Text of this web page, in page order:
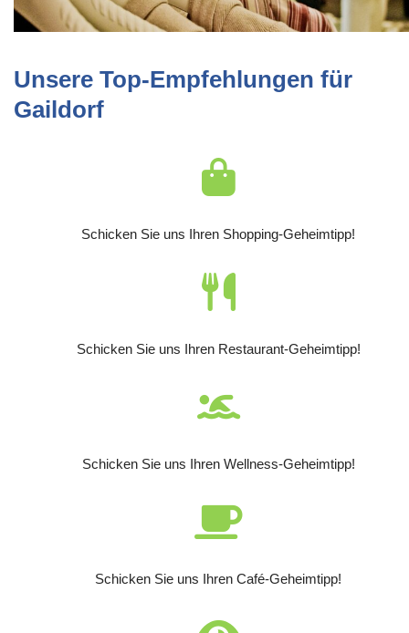
Unsere Top-Empfehlungen für
Gaildorf
Schicken Sie uns Ihren Shopping-Geheimtipp!
Schicken Sie uns Ihren Restaurant-Geheimtipp!
Schicken Sie uns Ihren Wellness-Geheimtipp!
Schicken Sie uns Ihren Café-Geheimtipp!